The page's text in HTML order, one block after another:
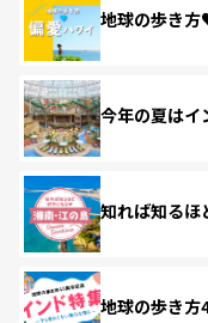
地球の歩き
今年の夏はイ
知れば知るほ
地球の歩き方